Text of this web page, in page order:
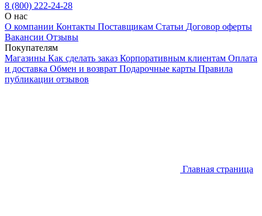
8 (800) 222-24-28
О нас
О компании Контакты Поставщикам Статьи Договор оферты
Вакансии Отзывы
Покупателям
Магазины Как сделать заказ Корпоративным клиентам Оплата
и доставка Обмен и возврат Подарочные карты Правила
публикации отзывов
Главная страница